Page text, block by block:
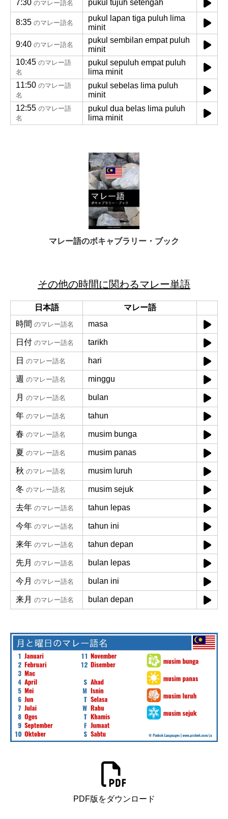
7:30 のマレー語名 pukul tujuh setengah
8:35 のマレー語名
pukul lapan tiga puluh lima
minit
9:40 のマレー語名
pukul sembilan empat puluh
minit
10:45 のマレー語
名
pukul sepuluh empat puluh
lima minit
11:50 のマレー語
名
pukul sebelas lima puluh
minit
12:55 のマレー語
名
pukul dua belas lima puluh
lima minit
マレー語のボキャブラリー・ブック
その他の時間に関わるマレー単語
日本語
マレー語
時間 のマレー語名 masa
日付 のマレー語名 tarikh
日 のマレー語名 hari
週 のマレー語名 minggu
月 のマレー語名 bulan
年 のマレー語名 tahun
春 のマレー語名 musim bunga
夏 のマレー語名 musim panas
秋 のマレー語名 musim luruh
冬 のマレー語名 musim sejuk
去年 のマレー語名 tahun lepas
今年 のマレー語名 tahun ini
来年 のマレー語名 tahun depan
先月 のマレー語名 bulan lepas
今月 のマレー語名 bulan ini
来月 のマレー語名 bulan depan
PDF版をダウンロード